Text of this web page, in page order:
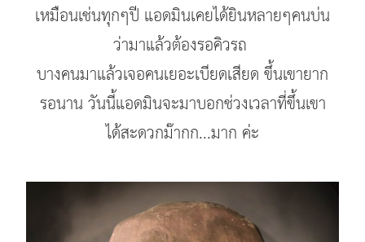
เหมือนเช่นทุกๆปี แอดมินเคยได้ยินหลายๆคนบ่น
ว่ามาแล้วต้องรอคิวรถ
บางคนมาแล้วเจอคนเยอะเบียดเสียด ขึ้นเขายาก
รอนาน วันนี้แอดมินจะมาบอกช่วงเวลาที่ขึ้นเขา
ได้สะดวกม๊ากก...มาก ค่ะ